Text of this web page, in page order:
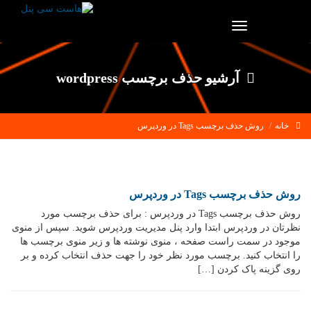
Toggle
navigation
آرشیو حذف برچسب wordpress
خانه روش حذف برچسب Tags در وردپرس
روش حذف برچسب Tags در وردپرس
روش حذف برچسب Tags در وردپرس : برای حذف برچسب مورد
نظرتان در وردپرس ابتدا وارد پنل مدیریت وردپرس شوید. سپس از منوی
موجود در سمت راست صفحه ، منوی نوشته ها و زیر منوی برچسب ها
را انتخاب کنید. برچسب مورد نظر خود را جهت حذف انتخاب کرده و بر
روی گزینه پاک کردن […]